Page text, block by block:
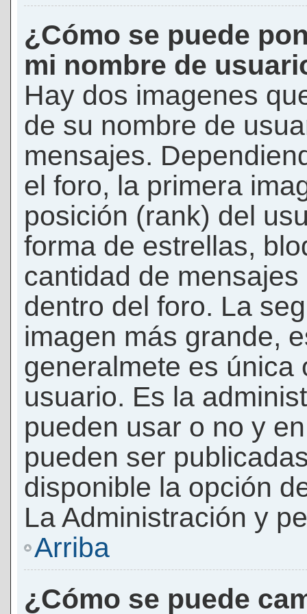
¿Cómo se puede
mi nombre de
Hay dos imagenes
de su nombre de
mensajes.
el foro, la primera
posición (rank) del
forma de estrellas,
cantidad de
dentro del foro. La
imagen más grande,
generalmete es única
usuario. Es la
pueden usar o no y
pueden ser
disponible la opción
La Administración y
Arriba
¿Cómo se puede